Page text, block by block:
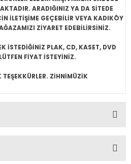
ARADIĞINIZ YA DA SİTEDE
İLETİŞİME GEÇEBİLİR VEYA KADIKÖY
ZİYARET EDEBİLİRSİNİZ.
İSTEDİĞİNİZ PLAK, CD, KASET, DVD
FİYAT İSTEYİNİZ.
ZİHNİMÜZİK